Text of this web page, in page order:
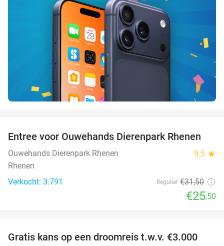
19%
Entree voor Ouwehands Dierenpark Rhenen
Ouwehands Dierenpark Rhenen 9.5 star
Rhenen
Verkocht: 3.791
Regulier €31,50
€25,50
Gratis kans op een droomreis t.w.v. €3.000